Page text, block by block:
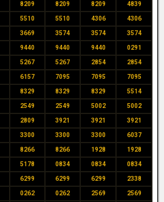
8209 8209 8209 4839
5510 5510 4306 4306
3669 3574 3574 3574
9440 9440 9440 0291
5267 5267 2854 2854
6157 7095 7095 7095
8329 8329 8329 5514
2549 2549 5002 5002
2809 3921 3921 3921
3300 3300 3300 6037
8266 8266 1928 1928
5178 0834 0834 0834
6299 6299 6299 2338
0262 0262 2569 2569